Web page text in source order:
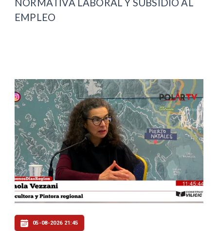
NORMATIVA LABORAL Y SUBSIDIO AL
EMPLEO
05-08-2026 21:45